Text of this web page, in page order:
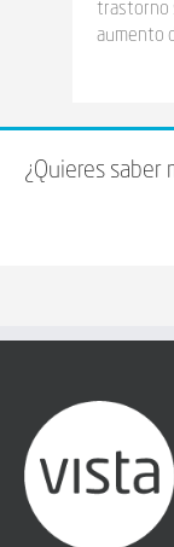
trastorno
aumento
¿Quieres saber